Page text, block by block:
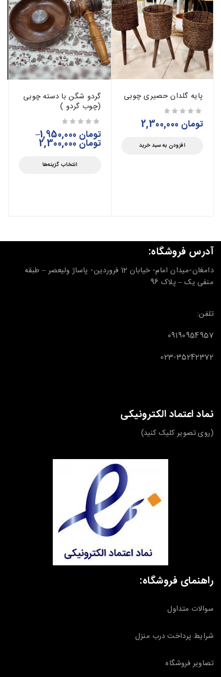
پایه گلدان حصیری چوبی
تومان
افزودن به سبد خرید
گردو شگن با دسته چوبی
(چوب گردو )
تومان –
تومان
انتخاب گزینه‌ها
آدرس فروشگاه:
دامغان-میدان امام- خیابان 12 فروردین- پاساژ ولیعصر – طبقه
منفی یک – پلاک 96
تلفن:
09190954957
023-35242372
نماد اعتماد الکترونیکی
(روی تصویر کلیک کنید)
راهنمای فروشگاه:
سوالات متداول
شرایط پرداخت درب منزل
تصاویر فروشگاه